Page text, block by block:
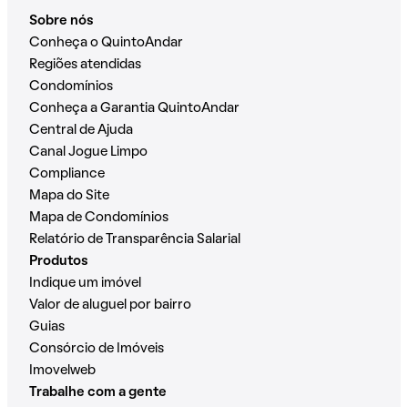
Sobre nós
Conheça o QuintoAndar
Regiões atendidas
Condomínios
Conheça a Garantia QuintoAndar
Central de Ajuda
Canal Jogue Limpo
Compliance
Mapa do Site
Mapa de Condomínios
Relatório de Transparência Salarial
Produtos
Indique um imóvel
Valor de aluguel por bairro
Guias
Consórcio de Imóveis
Imovelweb
Trabalhe com a gente